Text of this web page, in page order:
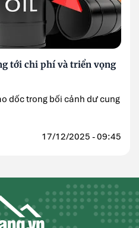
tới chi phí và triển vọng
dốc trong bối cảnh dư cung
17/12/2025 - 09:45